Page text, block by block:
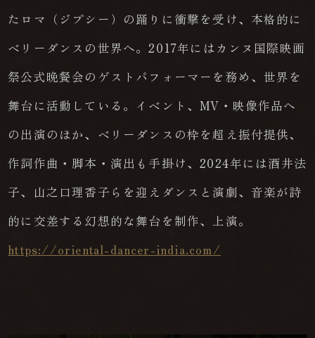
たロマ（ジプシー）の踊りに衝撃を受け、本格的に
ベリーダンスの世界へ。2017年にはカンヌ国際映画
祭公式晩餐会のゲストパフォーマーを務め、世界を
舞台に活動している。イベント、MV・映像作品へ
の出演のほか、ベリーダンスの枠を超え振付提供、
作詞作曲・脚本・演出も手掛け、2024年には酒井法
子、山之口理香子らを迎えダンスと演劇、音楽が詩
的に交差する幻想的な舞台を制作、上演。
https://oriental-dancer-india.com/